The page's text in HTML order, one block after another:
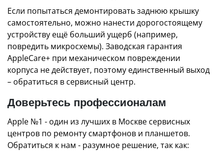
Если попытаться демонтировать заднюю крышку
самостоятельно, можно нанести дорогостоящему
устройству ещё больший ущерб (например,
повредить микросхемы). Заводская гарантия
AppleCare+ при механическом повреждении
корпуса не действует, поэтому единственный выход
– обратиться в сервисный центр.
Доверьтесь профессионалам
Apple №1 - один из лучших в Москве сервисных
центров по ремонту смартфонов и планшетов.
Обратиться к нам - разумное решение, так как: